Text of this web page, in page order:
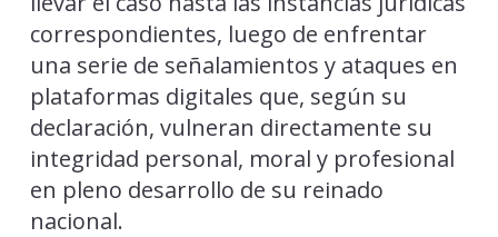
correspondientes, luego de enfrentar
una serie de señalamientos y ataques en
plataformas digitales que, según su
declaración, vulneran directamente su
integridad personal, moral y profesional
en pleno desarrollo de su reinado
nacional.